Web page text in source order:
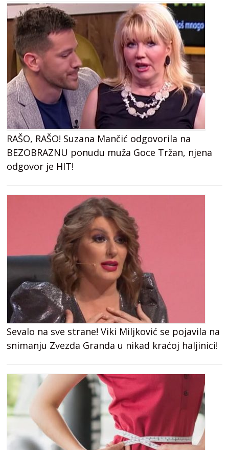
RAŠO, RAŠO! Suzana Mančić odgovorila na
BEZOBRAZNU ponudu muža Goce Tržan, njena
odgovor je HIT!
Sevalo na sve strane! Viki Miljković se pojavila na
snimanju Zvezda Granda u nikad kraćoj haljinici!